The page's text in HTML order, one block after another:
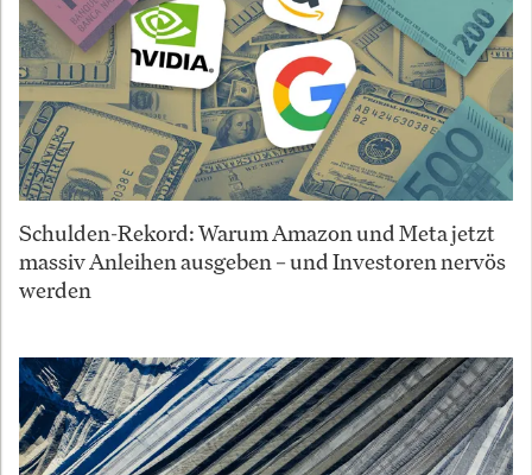
Schulden-Rekord: Warum Amazon und Meta jetzt
massiv Anleihen ausgeben – und Investoren nervös
werden